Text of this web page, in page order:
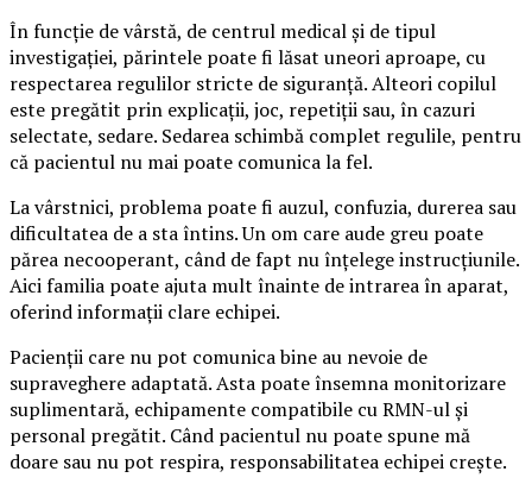
În funcție de vârstă, de centrul medical și de tipul
investigației, părintele poate fi lăsat uneori aproape, cu
respectarea regulilor stricte de siguranță. Alteori copilul
este pregătit prin explicații, joc, repetiții sau, în cazuri
selectate, sedare. Sedarea schimbă complet regulile, pentru
că pacientul nu mai poate comunica la fel.
La vârstnici, problema poate fi auzul, confuzia, durerea sau
dificultatea de a sta întins. Un om care aude greu poate
părea necooperant, când de fapt nu înțelege instrucțiunile.
Aici familia poate ajuta mult înainte de intrarea în aparat,
oferind informații clare echipei.
Pacienții care nu pot comunica bine au nevoie de
supraveghere adaptată. Asta poate însemna monitorizare
suplimentară, echipamente compatibile cu RMN-ul și
personal pregătit. Când pacientul nu poate spune mă
doare sau nu pot respira, responsabilitatea echipei crește.